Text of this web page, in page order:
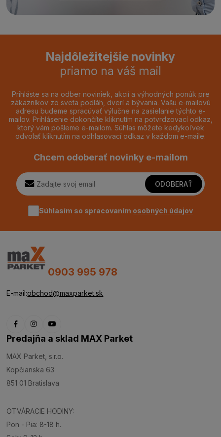
Najdôležitejšie novinky
priamo na váš mail
Prihláste sa na odber noviniek, akcií a výhodných ponúk pre
zákazníkov zo sveta podláh, dverí a bývania. Vašu e-mailovú
adresu budeme spracúvať výlučne na zasielanie týchto e-
mailov. Prihlásenie dokončíte kliknutím na potvrdzovací odkaz,
ktorý vám pošleme e-mailom. Súhlas môžete kedykoľvek
odvolať kliknutím na odhlasovací odkaz v každom e-maile.
Chcem odoberať novinky e-mailom
ODOBERAŤ
Súhlasím so spracovaním osobných údajov
0903 995 978
E-mail:obchod@maxparket.sk
Predajňa a sklad MAX Parket
MAX Parket, s.r.o.
Kopčianska 63
851 01 Bratislava
OTVÁRACIE HODINY:
Pon - Pia: 8-18 h.